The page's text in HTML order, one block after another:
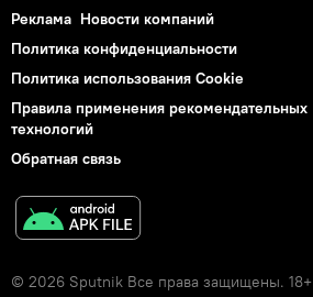
Реклама Новости компаний
Политика конфиденциальности
Политика использования Cookie
Правила применения рекомендательных
технологий
Обратная связь
© 2026 Sputnik Все права защищены. 18+